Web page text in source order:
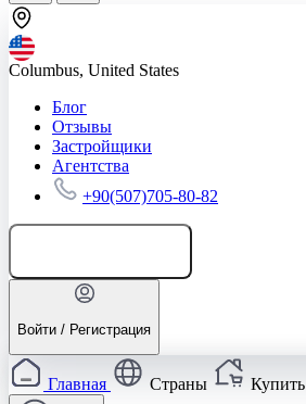
Columbus, United States
Блог
Отзывы
Застройщики
Агентства
+90(507)705-80-82
Войти / Регистрация
Главная Страны Купить